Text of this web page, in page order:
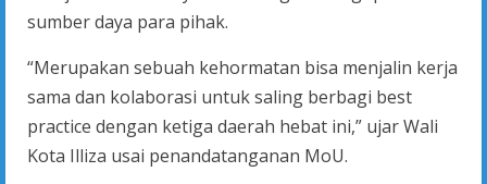
sumber daya para pihak.
“Merupakan sebuah kehormatan bisa menjalin kerja
sama dan kolaborasi untuk saling berbagi best
practice dengan ketiga daerah hebat ini,” ujar Wali
Kota Illiza usai penandatanganan MoU.